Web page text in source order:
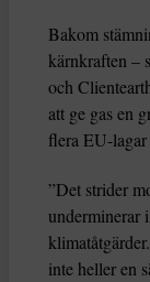
Bakom
kärnkraften –
och
att ge gas en
flera EU-lagar
”Det strider
underminerar
inte heller en